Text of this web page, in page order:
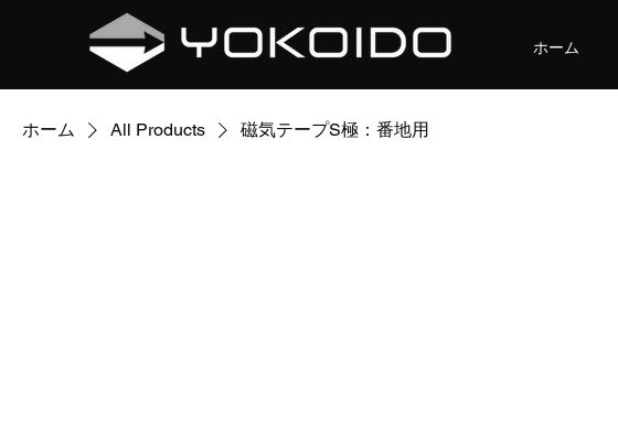
ホーム
ホーム All Products 磁気テープS極：番地用